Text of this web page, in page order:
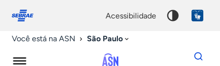
conosco
acessibilidade
Você está na ASN São Paulo
Dados
para